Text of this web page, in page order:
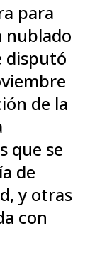
para
nublado
disputó
de la
que se
de
y otras
con